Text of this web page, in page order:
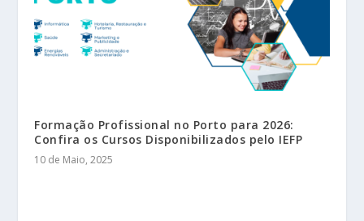
Formação Profissional no Porto para 2026:
Confira os Cursos Disponibilizados pelo IEFP
10 de Maio, 2025